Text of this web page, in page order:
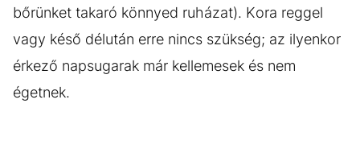
bőrünket takaró könnyed ruházat). Kora reggel
vagy késő délután erre nincs szükség; az ilyenkor
érkező napsugarak már kellemesek és nem
égetnek.